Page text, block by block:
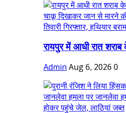
रायपुर में आधी रात
Admin Aug 6, 2026 0